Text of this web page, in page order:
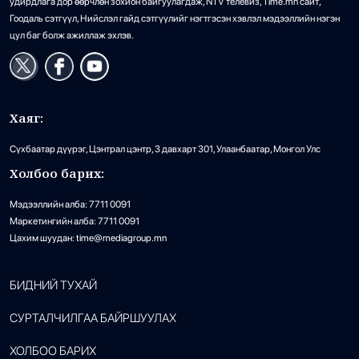
Гоодаль сэтгүүл, Нийслэл гайд сэтгүүлийг нэгтгэсэн хэвлэл мэдээллийн нэгэн
цул баг болж ажиллаж эхлэв.
Хаяг:
Сүхбаатар дүүрэг, Цэнтрал цэнтр, 3 давхарт 301, Улаанбаатар, Монгол Улс
Холбоо барих:
Мэдээллийн алба: 7711 0091
Маркетингийн алба: 7711 0091
Цахим шуудан: time@mediagroup.mn
БИДНИЙ ТУХАЙ
СУРТАЛЧИЛГАА БАЙРШУУЛАХ
ХОЛБОО БАРИХ